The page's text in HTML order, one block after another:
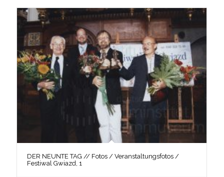
DER NEUNTE TAG // Fotos / Veranstaltungsfotos /
Festiwal Gwiazd, 1